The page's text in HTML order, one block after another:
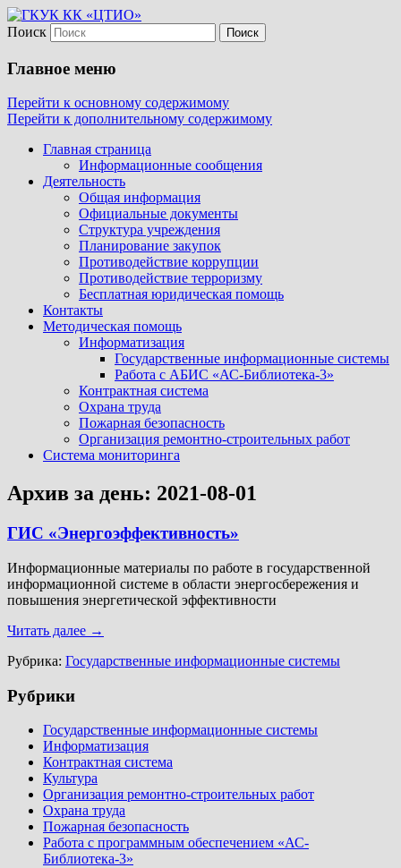
ГКУК КК «ЦТИО»
Центр технического и
информационного обеспечения
Поиск
Главное меню
Перейти к основному содержимому
Перейти к дополнительному содержимому
Главная страница
Информационные сообщения
Деятельность
Общая информация
Официальные документы
Структура учреждения
Планирование закупок
Противодействие коррупции
Противодействие терроризму
Бесплатная юридическая помощь
Контакты
Методическая помощь
Информатизация
Государственные информационные системы
Работа с АБИС «АС-Библиотека-3»
Контрактная система
Охрана труда
Пожарная безопасность
Организация ремонтно-строительных работ
Система мониторинга
Архив за день: 2021-08-01
ГИС «Энергоэффективность»
Информационные материалы по работе в государственной
информационной системе в области энергосбережения и
повышения энергетической эффективности
Читать далее →
Рубрика: Государственные информационные системы
Рубрики
Государственные информационные системы
Информатизация
Контрактная система
Культура
Организация ремонтно-строительных работ
Охрана труда
Пожарная безопасность
Работа с программным обеспечением «АС-
Библиотека-3»